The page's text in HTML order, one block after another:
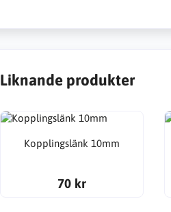
Liknande produkter
Kopplingslänk 10mm
70 kr